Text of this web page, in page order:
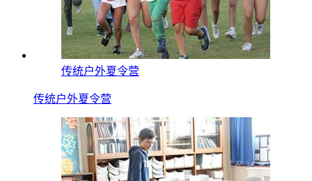
传统户外夏令营
传统户外夏令营